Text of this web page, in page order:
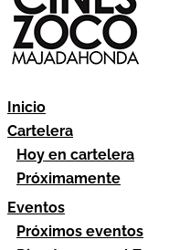
Inicio
Cartelera
Hoy en cartelera
Próximamente
Eventos
Próximos eventos